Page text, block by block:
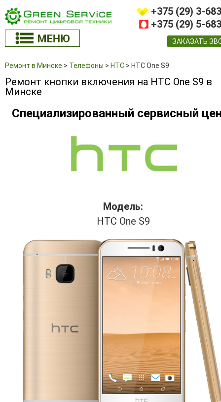
+375 (29) 3-
+375 (29) 5-
ЗАКАЗАТЬ
Ремонт в Минске > Телефоны > HTC> HTC One S9
Ремонт кнопки включения на HTC One S9 в
Минске
Специализированный сервисный
Модель:
HTC One S9